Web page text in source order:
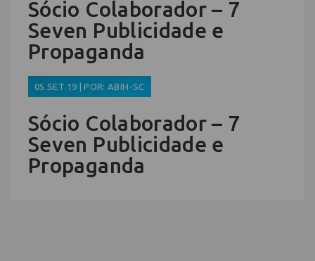
Sócio Colaborador – 7
Seven Publicidade e
Propaganda
05.SET.19 | POR: ABIH-SC
Sócio Colaborador – 7
Seven Publicidade e
Propaganda